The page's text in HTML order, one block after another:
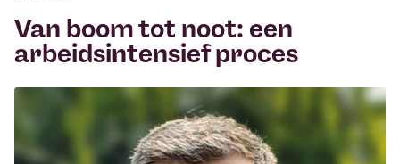
Van boom tot noot: een
arbeidsintensief proces